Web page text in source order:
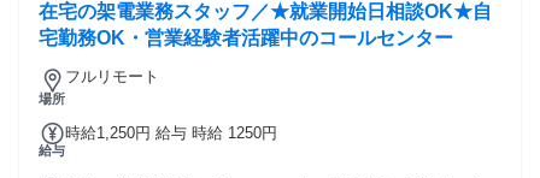
在宅の架電業務スタッフ／★就業開始日相談OK★自
宅勤務OK・営業経験者活躍中のコールセンター
場所
フルリモート
給与
時給1,250円 給与 時給 1250円